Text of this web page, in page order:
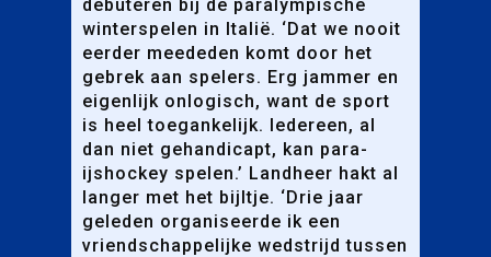
debuteren bij de paralympische
winterspelen in Italië. ‘Dat we nooit
eerder meededen komt door het
gebrek aan spelers. Erg jammer en
eigenlijk onlogisch, want de sport
is heel toegankelijk. Iedereen, al
dan niet gehandicapt, kan para-
ijshockey spelen.’ Landheer hakt al
langer met het bijltje. ‘Drie jaar
geleden organiseerde ik een
vriendschappelijke wedstrijd tussen